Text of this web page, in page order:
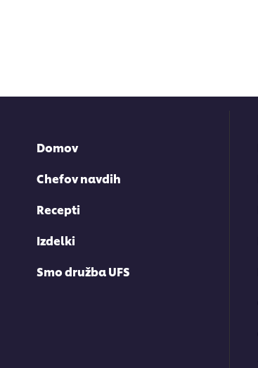
Domov
Chefov navdih
Recepti
Izdelki
Smo družba UFS